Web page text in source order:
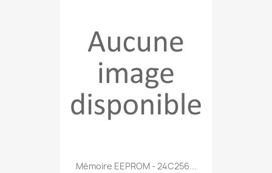
Mémoire EEPROM - 24C256...